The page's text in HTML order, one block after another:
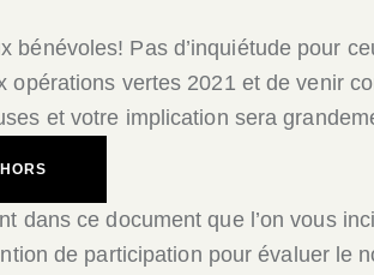
bénévoles! Pas d’inquiétude pour
opérations vertes 2021 et de venir
et votre implication sera
dans ce document que l’on vous
de participation pour évaluer le